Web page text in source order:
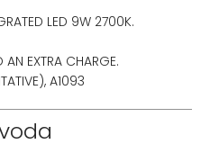
LED 9W 2700K.
EXTRA CHARGE.
A1093